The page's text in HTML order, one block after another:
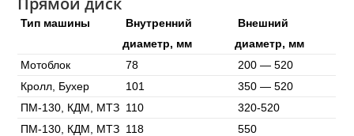
Тип машины
Внутренний
диаметр, мм
Внешний
диаметр, мм
Мотоблок
78
200 — 520
Кролл, Бухер
101
350 — 520
ПМ-130, КДМ, МТЗ 110
320-520
ПМ-130, КДМ, МТЗ 118
550